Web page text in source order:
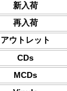
新入荷
再入荷
アウトレット
CDs
MCDs